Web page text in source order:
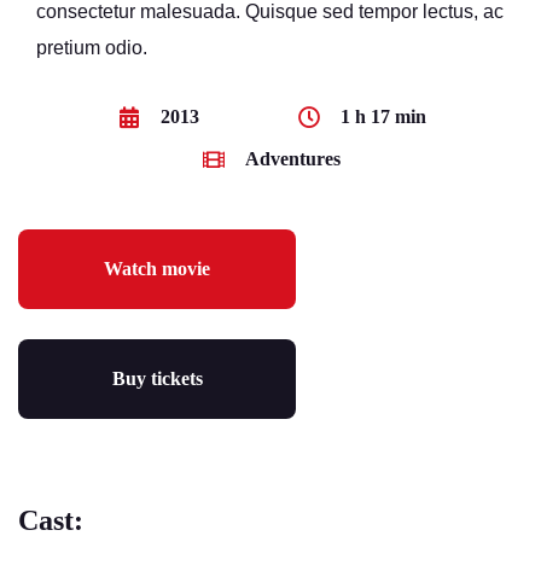
consectetur malesuada. Quisque sed tempor lectus, ac
pretium odio.
2013 1 h 17 min
Adventures
Watch movie
Buy tickets
Cast: